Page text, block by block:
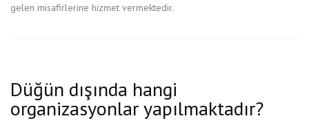
gelen misafirlerine hizmet vermektedir.
Düğün dışında hangi
organizasyonlar yapılmaktadır?